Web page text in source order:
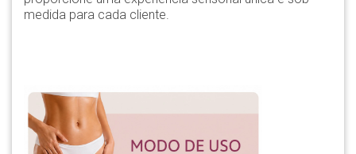
medida para cada cliente.